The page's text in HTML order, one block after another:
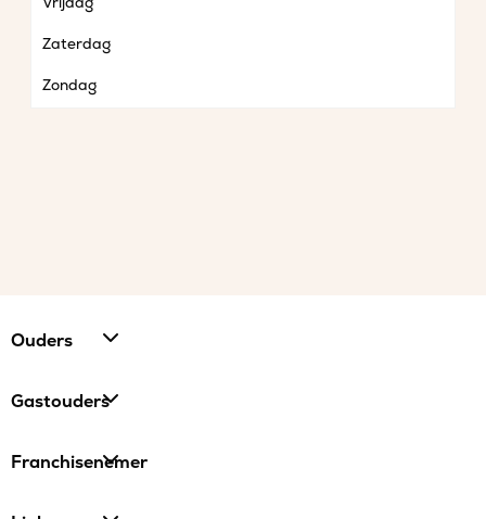
Zaterdag
Zondag
Ouders
Gastouders
Franchisenemer